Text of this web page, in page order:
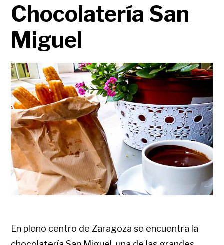
Chocolatería San
Miguel
En pleno centro de Zaragoza se encuentra la